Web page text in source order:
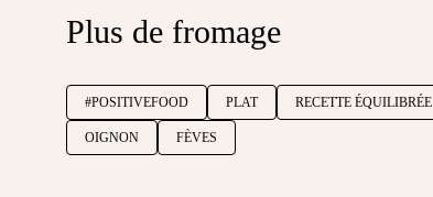
Plus de fromage
#POSITIVEFOOD PLAT RECETTE ÉQUILIBRÉE
OIGNON FÈVES